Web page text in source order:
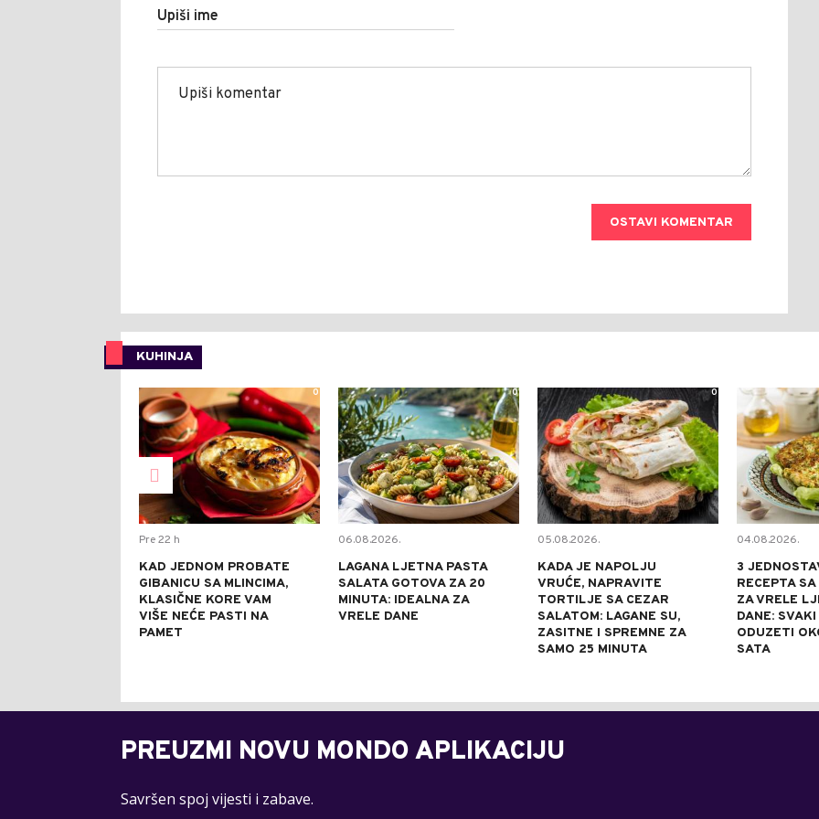
Upiši ime
OSTAVI KOMENTAR
KUHINJA
0
Pre 22 h
KAD JEDNOM PROBATE
GIBANICU SA MLINCIMA,
KLASIČNE KORE VAM
VIŠE NEĆE PASTI NA
PAMET
0
06.08.2026.
LAGANA LJETNA PASTA
SALATA GOTOVA ZA 20
MINUTA: IDEALNA ZA
VRELE DANE
0
05.08.2026.
KADA JE NAPOLJU
VRUĆE, NAPRAVITE
TORTILJE SA CEZAR
SALATOM: LAGANE SU,
ZASITNE I SPREMNE ZA
SAMO 25 MINUTA
04.08.2026.
3
RECEPTA
ZA VRELE
DANE:
ODUZETI
SATA
PREUZMI NOVU MONDO APLIKACIJU
Savršen spoj vijesti i zabave.